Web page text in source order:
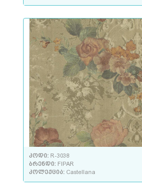
კოდი: R-3038
ბრენდი: FIPAR
კოლექცია: Castellana